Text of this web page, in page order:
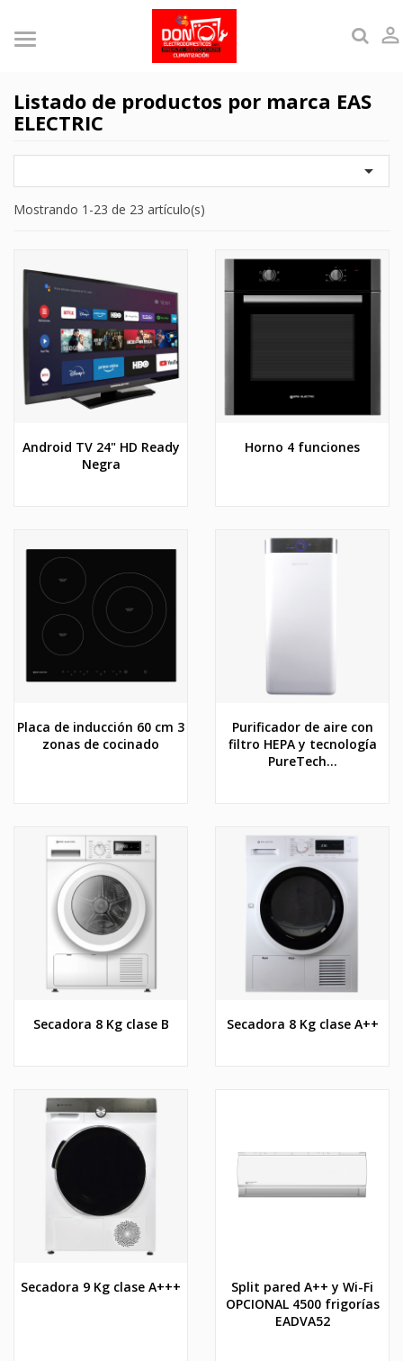

Listado de productos por marca EAS
ELECTRIC

Mostrando 1-23 de 23 artículo(s)
Android TV 24" HD Ready
Negra
Horno 4 funciones
Placa de inducción 60 cm 3
zonas de cocinado
Purificador de aire con
filtro HEPA y tecnología
PureTech...
Secadora 8 Kg clase B Secadora 8 Kg clase A++
Secadora 9 Kg clase A+++
Split pared A++ y Wi-Fi
OPCIONAL 4500 frigorías
EADVA52